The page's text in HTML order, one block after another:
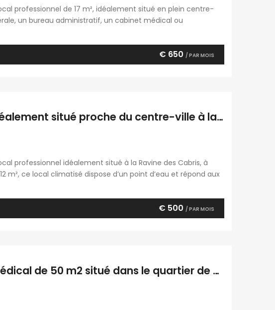
professionnel de 17 m², idéalement situé en plein centre-
un bureau administratif, un cabinet médical ou
de 6 […]
€ 650 / PAR MOIS
À louer un local professionnel idéalement situé proche du centre-ville à la Ravine des Cabris Réunion
professionnel idéalement situé à la Ravine des Cabris, à
m², ce local climatisé dispose d’un point d’eau et répond aux
€ 500 / PAR MOIS
À louer local professionnel ou médical de 50 m2 situé dans le quartier de Ravine du Pont à Petite île Réunion